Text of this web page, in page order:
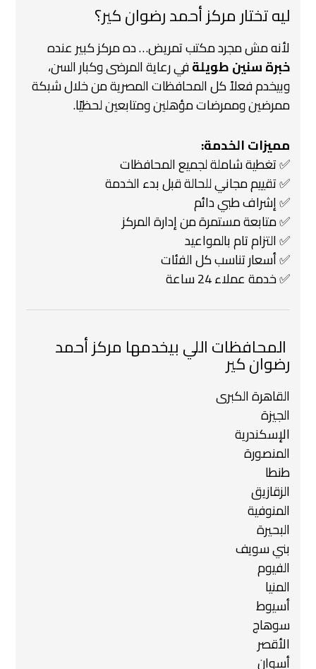
ليه تختار مركز أحمد رضوان كير؟
لأنه مش مجرد مكتب تمريض…ده مركز كبير عنده
خبرة سنين طويلةفي رعاية المرضى وكبار السن،
وبيخدم فعلاً كل المحافظات المصرية من خلال شبكة
ممرضين وممرضات مؤهلين ومتابعين لحظيًا.
مميزات الخدمة:
✅ تغطية شاملة لجميع المحافظات
✅ تقييم مجاني للحالة قبل بدء الخدمة
✅ إشراف طبي دائم
✅ متابعة مستمرة من إدارة المركز
✅ التزام تام بالمواعيد
✅ أسعار تناسب كل الفئات
✅ خدمة عملاء 24 ساعة
️ المحافظات اللي بيخدمها مركز أحمد
رضوان كير
القاهرة الكبرى
الجيزة
الإسكندرية
المنصورة
طنطا
الزقازيق
المنوفية
البحيرة
بني سويف
الفيوم
المنيا
أسيوط
سوهاج
الأقصر
أسوان